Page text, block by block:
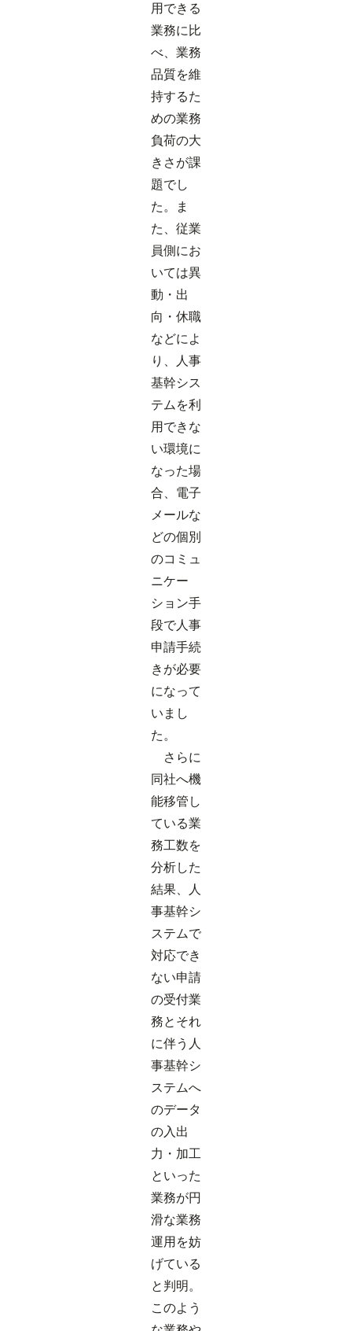
用できる
業務に比
べ、業務
品質を維
持するた
めの業務
負荷の大
きさが課
題でし
た。ま
た、従業
員側にお
いては異
動・出
向・休職
などによ
り、人事
基幹シス
テムを利
用できな
い環境に
なった場
合、電子
メールな
どの個別
のコミュ
ニケー
ション手
段で人事
申請手続
きが必要
になって
いまし
た。
さらに
同社へ機
能移管し
ている業
務工数を
分析した
結果、人
事基幹シ
ステムで
対応でき
ない申請
の受付業
務とそれ
に伴う人
事基幹シ
ステムへ
のデータ
の入出
力・加工
といった
業務が円
滑な業務
運用を妨
げている
と判明。
このよう